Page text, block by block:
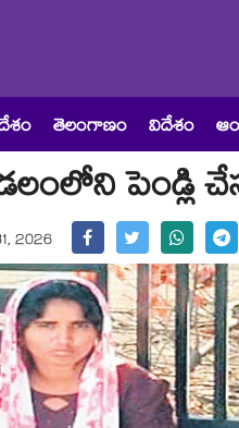
తెలంగాణం విదేశం
పెండ్లి
2026